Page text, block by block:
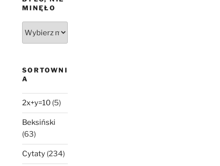
MINĘŁO
SORTOWNI
A
2x+y=10 (5)
Beksiński
(63)
Cytaty (234)